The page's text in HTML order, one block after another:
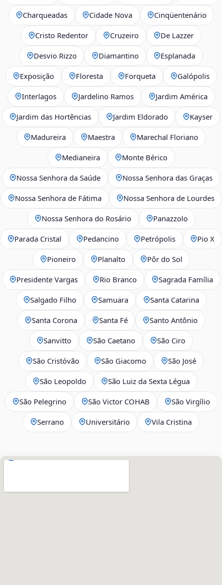
Charqueadas Cidade Nova Cinqüentenário
Cristo Redentor Cruzeiro De Lazzer
Desvio Rizzo Diamantino Esplanada
Exposição Floresta Forqueta Galópolis
Interlagos Jardelino Ramos Jardim América
Jardim das Hortências Jardim Eldorado Kayser
Madureira Maestra Marechal Floriano
Medianeira Monte Bérico
Nossa Senhora da Saúde Nossa Senhora das Graças
Nossa Senhora de Fátima Nossa Senhora de Lourdes
Nossa Senhora do Rosário Panazzolo
Parada Cristal Pedancino Petrópolis Pio X
Pioneiro Planalto Pôr do Sol
Presidente Vargas Rio Branco Sagrada Família
Salgado Filho Samuara Santa Catarina
Santa Corona Santa Fé Santo Antônio
Sanvitto São Caetano São Ciro
São Cristóvão São Giacomo São José
São Leopoldo São Luiz da Sexta Légua
São Pelegrino São Victor COHAB São Virgílio
Serrano Universitário Vila Cristina